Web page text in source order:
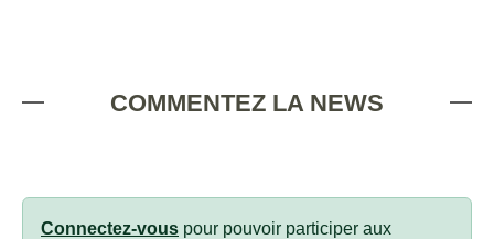
COMMENTEZ LA NEWS
Connectez-vous pour pouvoir participer aux